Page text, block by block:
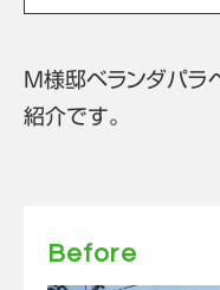
M様邸ベランダパラ
紹介です。
Before